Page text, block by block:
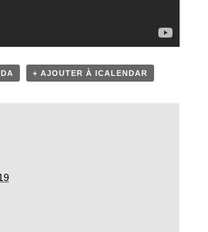
+ AJOUTER À ICALENDAR